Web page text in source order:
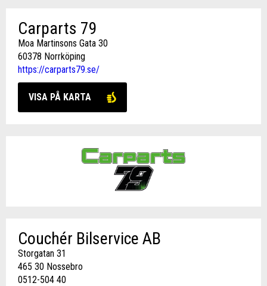
Carparts 79
Moa Martinsons Gata 30
60378 Norrköping
https://carparts79.se/
VISA PÅ KARTA
Couchér Bilservice AB
Storgatan 31
465 30 Nossebro
0512-504 40